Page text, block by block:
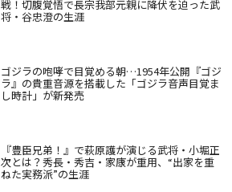
戦！切腹覚悟で長宗我部元親に降伏を迫った武
将・谷忠澄の生涯
ゴジラの咆哮で目覚める朝…1954年公開『ゴジ
ラ』の貴重音源を搭載した「ゴジラ音声目覚ま
し時計」が新発売
『豊臣兄弟！』で萩原護が演じる武将・小堀正
次とは？秀長・秀吉・家康が重用、“出家を重
ねた実務派”の生涯